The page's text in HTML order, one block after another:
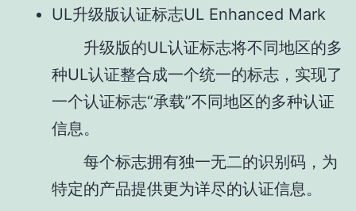
UL升级版认证标志UL Enhanced Mark
升级版的UL认证标志将不同地区的多
种UL认证整合成一个统一的标志，实现了
一个认证标志“承载”不同地区的多种认证
信息。
每个标志拥有独一无二的识别码，为
特定的产品提供更为详尽的认证信息。